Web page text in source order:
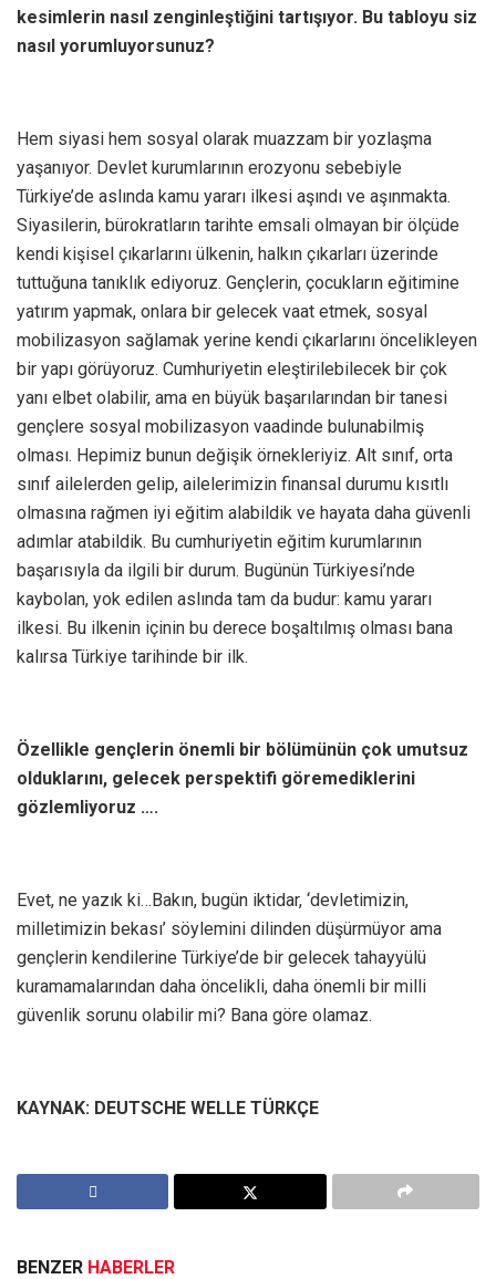
kesimlerin nasıl zenginleştiğini tartışıyor. Bu tabloyu siz
nasıl yorumluyorsunuz?
Hem siyasi hem sosyal olarak muazzam bir yozlaşma
yaşanıyor. Devlet kurumlarının erozyonu sebebiyle
Türkiye’de aslında kamu yararı ilkesi aşındı ve aşınmakta.
Siyasilerin, bürokratların tarihte emsali olmayan bir ölçüde
kendi kişisel çıkarlarını ülkenin, halkın çıkarları üzerinde
tuttuğuna tanıklık ediyoruz. Gençlerin, çocukların eğitimine
yatırım yapmak, onlara bir gelecek vaat etmek, sosyal
mobilizasyon sağlamak yerine kendi çıkarlarını öncelikleyen
bir yapı görüyoruz. Cumhuriyetin eleştirilebilecek bir çok
yanı elbet olabilir, ama en büyük başarılarından bir tanesi
gençlere sosyal mobilizasyon vaadinde bulunabilmiş
olması. Hepimiz bunun değişik örnekleriyiz. Alt sınıf, orta
sınıf ailelerden gelip, ailelerimizin finansal durumu kısıtlı
olmasına rağmen iyi eğitim alabildik ve hayata daha güvenli
adımlar atabildik. Bu cumhuriyetin eğitim kurumlarının
başarısıyla da ilgili bir durum. Bugünün Türkiyesi’nde
kaybolan, yok edilen aslında tam da budur: kamu yararı
ilkesi. Bu ilkenin içinin bu derece boşaltılmış olması bana
kalırsa Türkiye tarihinde bir ilk.
Özellikle gençlerin önemli bir bölümünün çok umutsuz
olduklarını, gelecek perspektifi göremediklerini
gözlemliyoruz ….
Evet, ne yazık ki…Bakın, bugün iktidar, ‘devletimizin,
milletimizin bekası’ söylemini dilinden düşürmüyor ama
gençlerin kendilerine Türkiye’de bir gelecek tahayyülü
kuramamalarından daha öncelikli, daha önemli bir milli
güvenlik sorunu olabilir mi? Bana göre olamaz.
KAYNAK: DEUTSCHE WELLE TÜRKÇE
BENZER HABERLER